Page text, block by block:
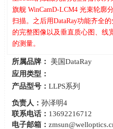
旗舰 WinCamD-LCM4 光束轮廓
扫描。之后用DataRay功能齐全
的完整图像以及垂直质心图、线
的测量。
所属品牌：
美国DataRay
应用类型：
产品型号：LLPS系列
负责人：孙泽明4
联系电话： 13692216712
电子邮箱：